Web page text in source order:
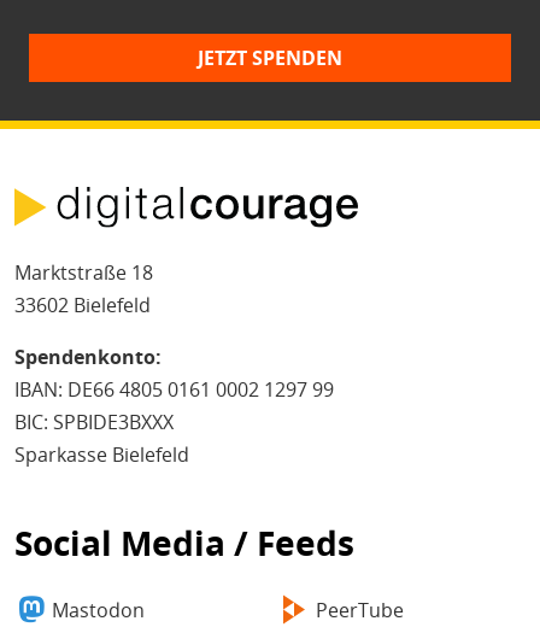
JETZT SPENDEN
Marktstraße 18
33602 Bielefeld
Spendenkonto:
IBAN: DE66 4805 0161 0002 1297 99
BIC: SPBIDE3BXXX
Sparkasse Bielefeld
Social Media / Feeds
Mastodon
PeerTube